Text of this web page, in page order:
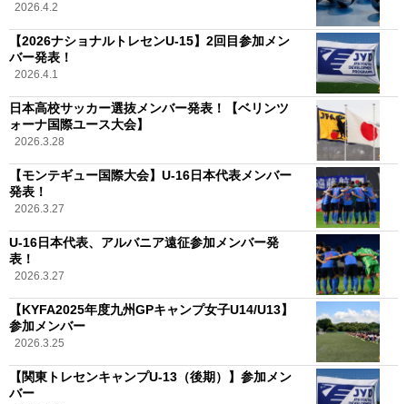
2026.4.2
【2026ナショナルトレセンU-15】2回目参加メン
バー発表！
2026.4.1
日本高校サッカー選抜メンバー発表！【ベリンツ
ォーナ国際ユース大会】
2026.3.28
【モンテギュー国際大会】U-16日本代表メンバー
発表！
2026.3.27
U-16日本代表、アルバニア遠征参加メンバー発
表！
2026.3.27
【KYFA2025年度九州GPキャンプ⼥⼦U14/U13】
参加メンバー
2026.3.25
【関東トレセンキャンプU-13（後期）】参加メン
バー